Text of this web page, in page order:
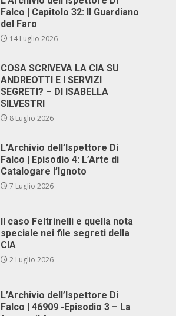
Falco | Capitolo 32: Il Guardiano
del Faro
14 Luglio 2026
COSA SCRIVEVA LA CIA SU
ANDREOTTI E I SERVIZI
SEGRETI? – DI ISABELLA
SILVESTRI
8 Luglio 2026
L’Archivio dell’Ispettore Di
Falco | Episodio 4: L’Arte di
Catalogare l’Ignoto
7 Luglio 2026
Il caso Feltrinelli e quella nota
speciale nei file segreti della
CIA
2 Luglio 2026
L’Archivio dell’Ispettore Di
Falco | 46909 -Episodio 3 – La